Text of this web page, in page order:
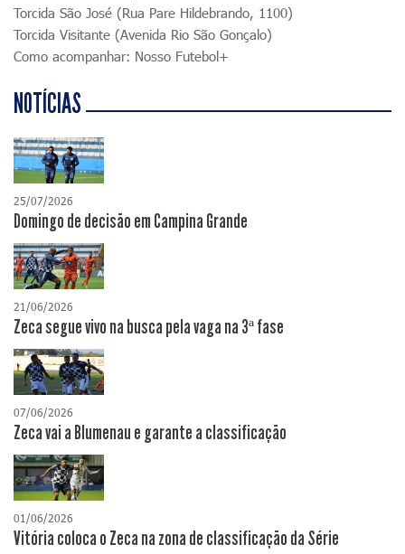
Torcida São José (Rua Pare Hildebrando, 1100)
Torcida Visitante (Avenida Rio São Gonçalo)
Como acompanhar: Nosso Futebol+
NOTÍCIAS
25/07/2026
Domingo de decisão em Campina Grande
21/06/2026
Zeca segue vivo na busca pela vaga na 3ª fase
07/06/2026
Zeca vai a Blumenau e garante a classificação
01/06/2026
Vitória coloca o Zeca na zona de classificação da Série